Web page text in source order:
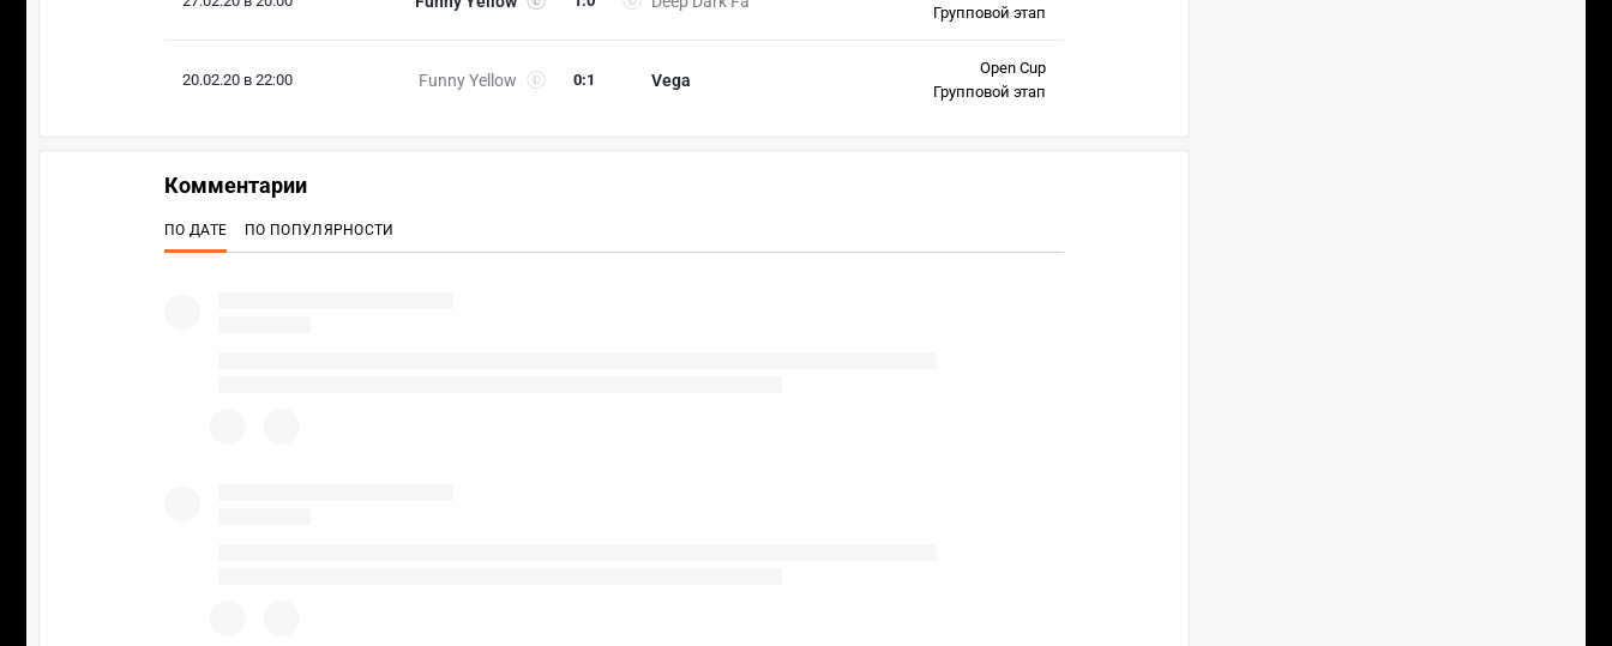
Групповой этап
20.02.20 в 22:00 Funny Yellow Vega
0:1
Open Cup
Групповой этап
Комментарии
ПО ДАТЕ ПО ПОПУЛЯРНОСТИ